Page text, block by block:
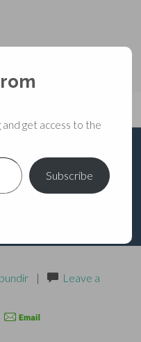
|
Leave a
get access to the
Subscribe